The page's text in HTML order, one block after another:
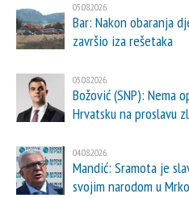
05.08.2026.
Bar: Nakon obaranja
završio iza rešetaka
05.08.2026.
Božović (SNP): Nema
Hrvatsku na proslavu
04.08.2026.
Mandić: Sramota je
svojim narodom u